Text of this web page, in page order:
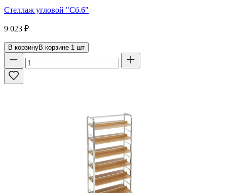
Стеллаж угловой "Сб.6"
9 023 ₽
В корзинуВ корзине 1 шт